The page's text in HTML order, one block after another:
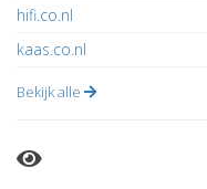
hifi.co.nl
kaas.co.nl
Bekijk alle